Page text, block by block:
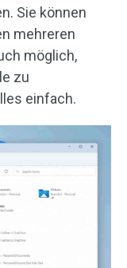
Sie können
mehreren
möglich,
zu
einfach.